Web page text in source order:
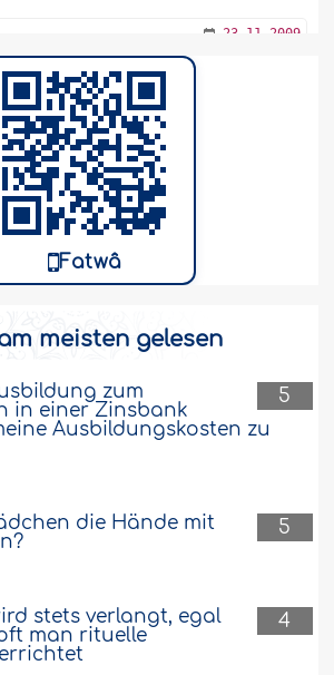
23-11-2009
Pilger mehr als eine ´Umra
vollziehen?
Pilger zwei oder mehr
Ihrâm vollziehen, ohne
Ihrâm zu
`Umra für Verstorbene oder
die Gunst, in den letzten
Tagen eine ´Umra
wird. Ich meine
´Umras
oder nur eine `Umra?
Fatwâ
meisten gelesen
5
zum
in einer Zinsbank
Ausbildungskosten zu
5
die Hände mit
4
stets verlangt, egal
man rituelle